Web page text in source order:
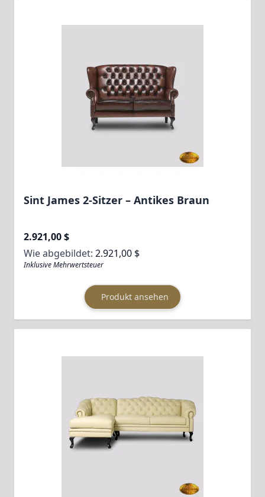
Sint James 2-Sitzer – Antikes Braun
2.921,00 $
Wie abgebildet: 2.921,00 $
Inklusive Mehrwertsteuer
Produkt ansehen